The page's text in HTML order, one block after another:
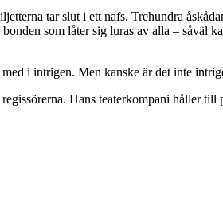
tar slut i ett nafs. Trehundra
som låter sig luras av alla –
i intrigen. Men kanske är det inte
Hans teaterkompani håller